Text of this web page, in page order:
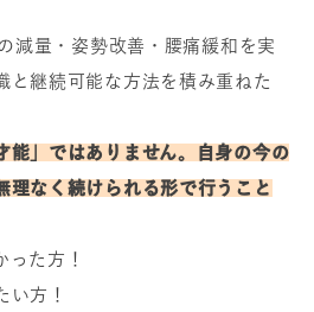
減量・姿勢改善・腰痛緩和を実
と継続可能な方法を積み重ねた
能」ではありません。自身の今の
理なく続けられる形で行うこと
った方！
い方！